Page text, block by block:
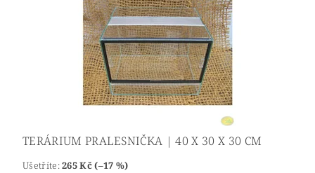
TERÁRIUM PRALESNIČKA | 40 X 30 X 30 CM
Ušetříte:265 Kč (–17 %)